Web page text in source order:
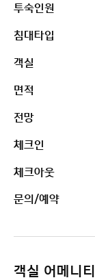
투숙인원
침대타입
객실
면적
전망
체크인
체크아웃
문의/예약
객실 어메니티